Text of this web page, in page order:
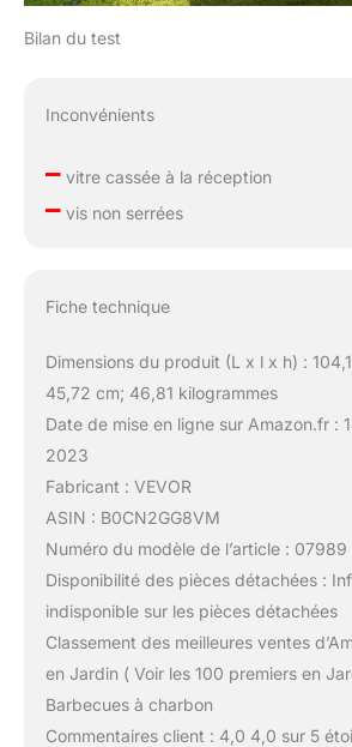
Bilan du test
Inconvénients
–vitre cassée à la réception
–vis non serrées
Fiche technique
Dimensions du produit (L x l x h) :
45,72 cm; 46,81 kilogrammes
Date de mise en ligne sur Amazon.fr :
2023
Fabricant : VEVOR
ASIN : B0CN2GG8VM
Numéro du modèle de l’article : 07989
Disponibilité des pièces détachées :
indisponible sur les pièces détachées
Classement des meilleures ventes
en Jardin ( Voir les 100 premiers en
Barbecues à charbon
Commentaires client : 4,0 4,0 sur 5